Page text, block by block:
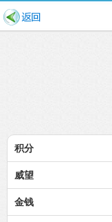
积分
威望
金钱